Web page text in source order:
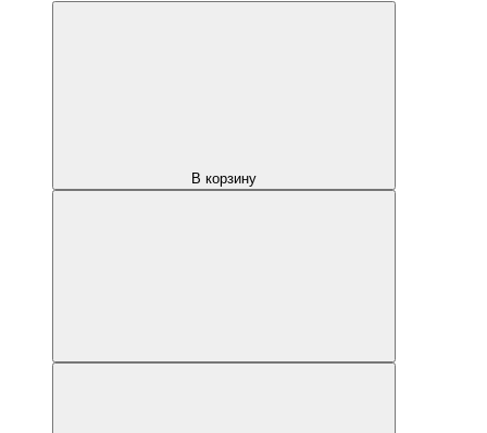
В корзину